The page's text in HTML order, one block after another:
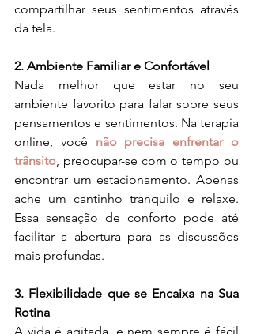
compartilhar seus sentimentos através
da tela.
2. Ambiente Familiar e Confortável
Nada melhor que estar no seu
ambiente favorito para falar sobre seus
pensamentos e sentimentos. Na terapia
online, você não precisa enfrentar o
trânsito, preocupar-se com o tempo ou
encontrar um estacionamento. Apenas
ache um cantinho tranquilo e relaxe.
Essa sensação de conforto pode até
facilitar a abertura para as discussões
mais profundas.
3. Flexibilidade que se Encaixa na Sua
Rotina